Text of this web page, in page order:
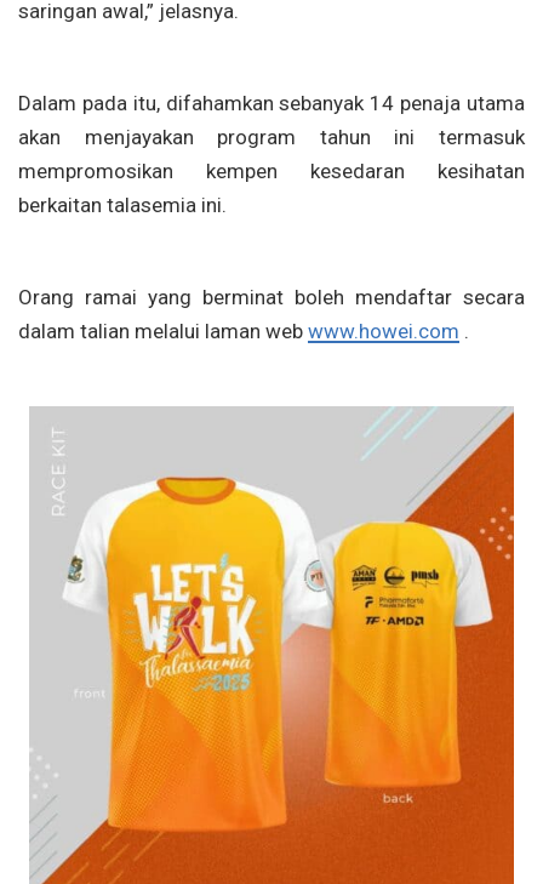
saringan awal,” jelasnya.
Dalam pada itu, difahamkan sebanyak 14 penaja utama
akan menjayakan program tahun ini termasuk
mempromosikan kempen kesedaran kesihatan
berkaitan talasemia ini.
Orang ramai yang berminat boleh mendaftar secara
dalam talian melalui laman web www.howei.com .